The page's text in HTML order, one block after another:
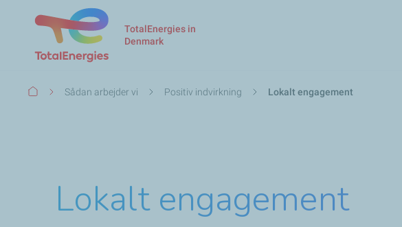
TotalEnergies in
Denmark
BreadcrumbSådan arbejder vi Positiv indvirkning Lokalt engagement
Lokalt engagement